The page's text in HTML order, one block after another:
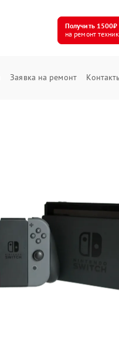
Получить 1500₽
на ремонт
Заявка на ремонт